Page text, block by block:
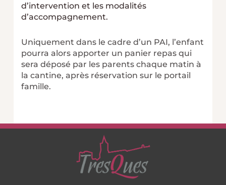
d’intervention et les modalités
d’accompagnement.
Uniquement dans le cadre d’un PAI, l’enfant
pourra alors apporter un panier repas qui
sera déposé par les parents chaque matin à
la cantine, après réservation sur le portail
famille.